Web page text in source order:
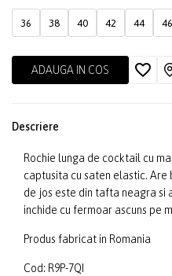
36 38 40 42 44 46
ADAUGA IN COS
Descriere
Rochie lunga de cocktail cu
captusita cu saten elastic.
de jos este din tafta neagra si
inchide cu fermoar ascuns pe
Produs fabricat in Romania
Cod: R9P-7QI